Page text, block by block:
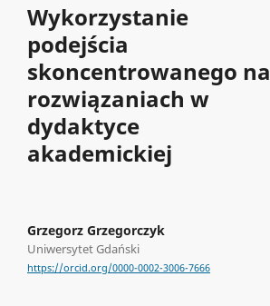
Wykorzystanie
podejścia
skoncentrowanego na
rozwiązaniach w
dydaktyce
akademickiej
Grzegorz Grzegorczyk
Uniwersytet Gdański
https://orcid.org/0000-0002-3006-7666